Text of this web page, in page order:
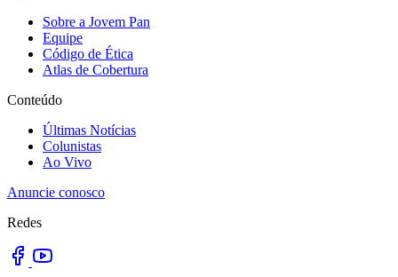
Sobre a Jovem Pan
Equipe
Código de Ética
Atlas de Cobertura
Conteúdo
Últimas Notícias
Colunistas
Ao Vivo
Anuncie conosco
Redes